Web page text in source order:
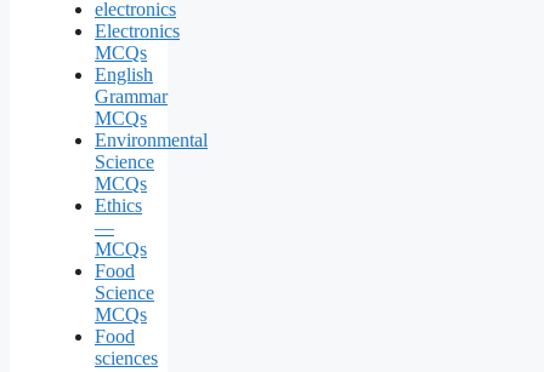
electronics
Electronics
MCQs
English
Grammar
MCQs
Environmental
Science
MCQs
Ethics
—
MCQs
Food
Science
MCQs
Food
sciences